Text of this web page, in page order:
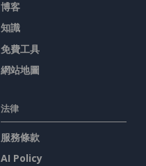
博客
知識
免費工具
網站地圖
法律
服務條款
AI Policy